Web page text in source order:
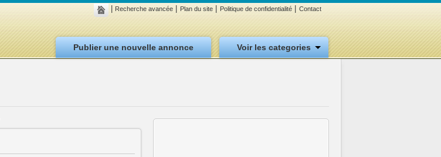
Publier une nouvelle annonce
Recherche avancée Plan du site Politique de confidentialité Contact
Voir les categories